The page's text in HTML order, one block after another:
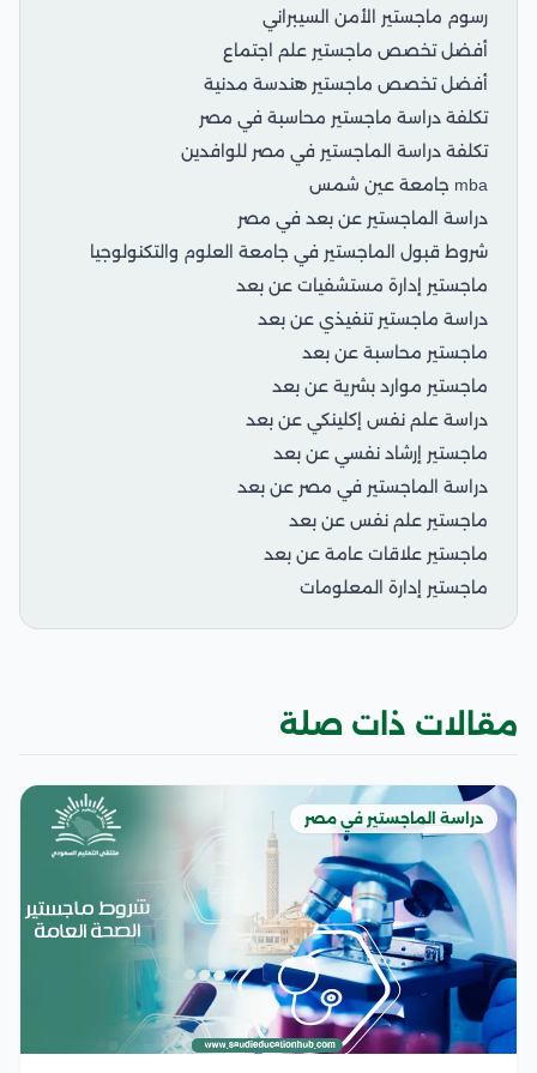
رسوم ماجستير الأمن السيبراني
أفضل تخصص ماجستير علم اجتماع
أفضل تخصص ماجستير هندسة مدنية
تكلفة دراسة ماجستير محاسبة في مصر
تكلفة دراسة الماجستير في مصر للوافدين
mba جامعة عين شمس
دراسة الماجستير عن بعد في مصر
شروط قبول الماجستير في جامعة العلوم والتكنولوجيا
ماجستير إدارة مستشفيات عن بعد
دراسة ماجستير تنفيذي عن بعد
ماجستير محاسبة عن بعد
ماجستير موارد بشرية عن بعد
دراسة علم نفس إكلينكي عن بعد
ماجستير إرشاد نفسي عن بعد
دراسة الماجستير في مصر عن بعد
ماجستير علم نفس عن بعد
ماجستير علاقات عامة عن بعد
ماجستير إدارة المعلومات
مقالات ذات صلة
دراسة الماجستير في مصر